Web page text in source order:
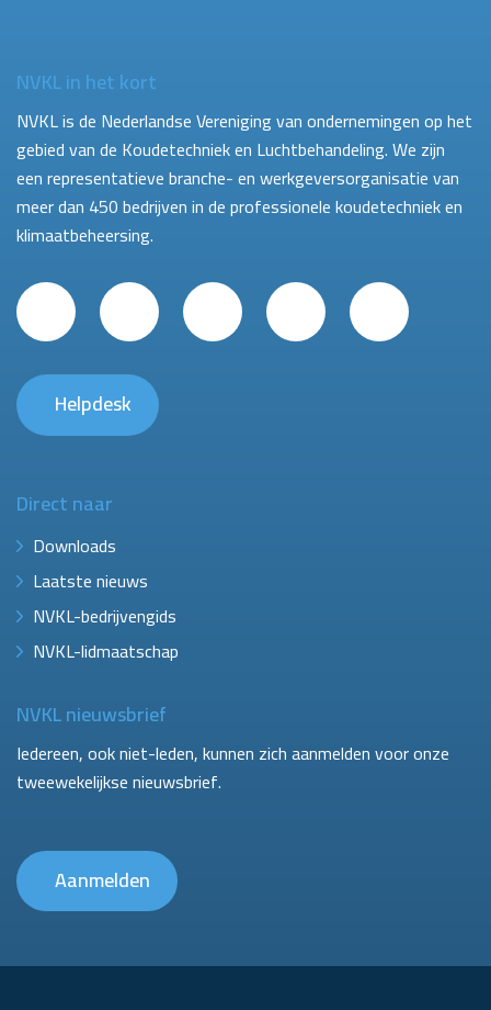
NVKL in het kort
NVKL is de Nederlandse Vereniging van ondernemingen op het
gebied van de Koudetechniek en Luchtbehandeling. We zijn
een representatieve branche- en werkgeversorganisatie van
meer dan 450 bedrijven in de professionele koudetechniek en
klimaatbeheersing.
Helpdesk
Direct naar
Downloads
Laatste nieuws
NVKL-bedrijvengids
NVKL-lidmaatschap
NVKL nieuwsbrief
Iedereen, ook niet-leden, kunnen zich aanmelden voor onze
tweewekelijkse nieuwsbrief.
Aanmelden